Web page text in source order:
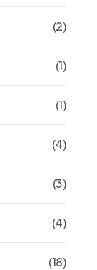
(2)
(1)
(1)
(4)
(3)
(4)
(18)